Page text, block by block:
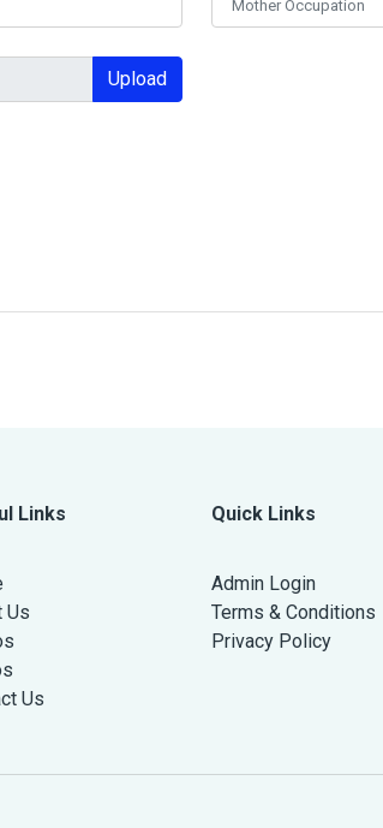
Upload
Links
Us
Us
Quick Links
Admin Login
Terms & Conditions
Privacy Policy